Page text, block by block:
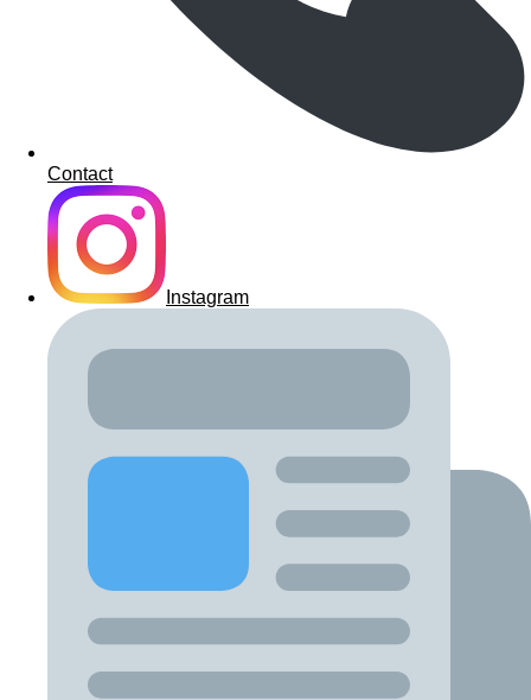
Contact
Instagram